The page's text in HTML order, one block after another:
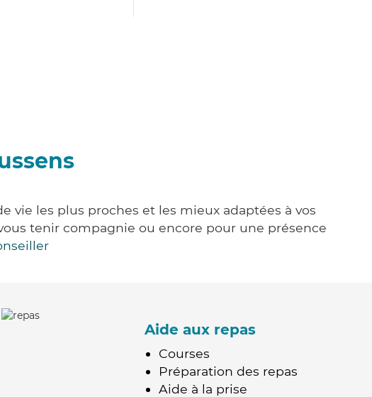
vie les plus proches et les mieux adaptées à vos
tenir compagnie ou encore pour une présence
Aide aux repas
Courses
Préparation des repas
Aide à la prise